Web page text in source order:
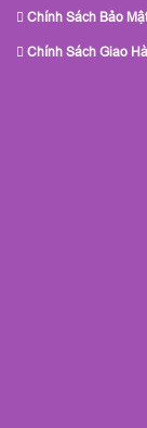
Chính Sách Bảo
Chính Sách Giao